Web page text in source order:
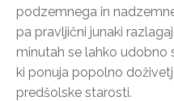
podzemnega in
pa pravljični junaki
minutah se lahko udobno
ki ponuja popolno
predšolske starosti.